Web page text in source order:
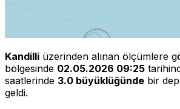
Kandilli üzerinden alınan ölçümlere
bölgesinde 02.05.2026 09:25
saatlerinde 3.0 büyüklüğünde bir
geldi.